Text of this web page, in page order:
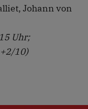
Johann von
Uhr;
10)